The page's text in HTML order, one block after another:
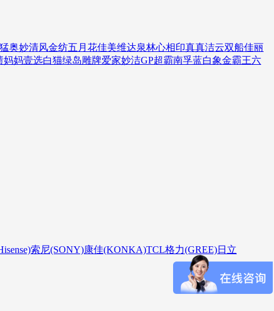
奥妙清风金纺五月花佳美维达泉林心相印真真洁云双船佳丽
妈妈壹选白猫绿岛雕牌爱家妙洁GP超霸南孚蓝白象金霸王六
索尼(SONY)康佳(KONKA)TCL格力(GREE)日立